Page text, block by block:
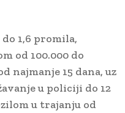
do 1,6 promila,
od 100.000 do
najmanje 15 dana, uz
u policiji do 12
u trajanju od